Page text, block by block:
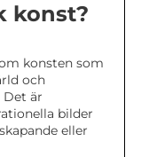
konst?
konsten som
och
är
bilder
eller